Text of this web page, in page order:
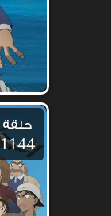
حلقة
1144